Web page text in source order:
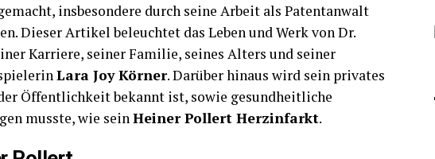
insbesondere durch seine Arbeit als Patentanwalt
Dieser Artikel beleuchtet das Leben und Werk von Dr.
Karriere, seiner Familie, seines Alters und seiner
Lara Joy Körner. Darüber hinaus wird sein privates
Öffentlichkeit bekannt ist, sowie gesundheitliche
musste, wie seinHeiner Pollert Herzinfarkt.